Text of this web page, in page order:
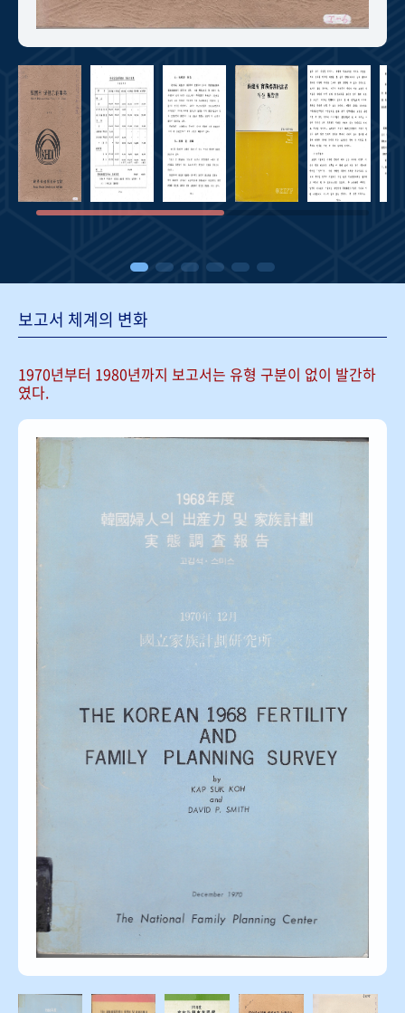
보고서 체계의 변화
1970년부터 1980년까지 보고서는 유형 구분이 없이 발간하
였다.